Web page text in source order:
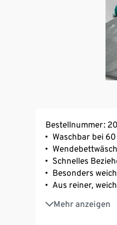
Bestellnummer:
Waschbar bei
Schnelles
Besonders
Aus reiner,
Mehr anzeigen
Strapazierfähig